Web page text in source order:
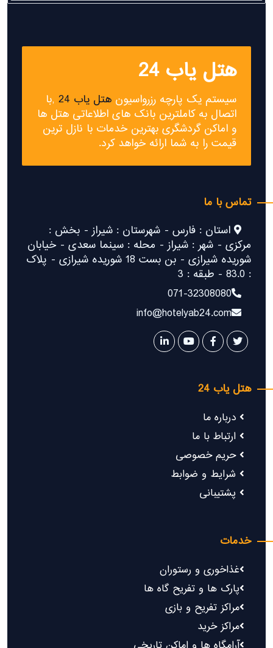
هتل یاب 24
سیستم یک پارچه رزرواسیون هتل یاب 24
,با
اتصال به کاملترین بانک های اطلاعاتی هتل ها
و اماکن گردشگری بهترین خدمات با نازل ترین
قیمت را به شما ارائه خواهد کرد.
تماس با ما
استان : فارس - شهرستان : شیراز - بخش :
مرکزی - شهر : شیراز - محله : سینما سعدی - خیابان
شوریده شیرازی - بن بست 18 شوریده شیرازی - پلاک
: 83.0 - طبقه : 3
071-32308080
info@hotelyab24.com
هتل یاب 24
درباره ما
ارتباط با ما
حریم خصوصی
شرایط و ضوابط
پشتیبانی
خدمات
غذاخوری و رستوران
پارک ها و تفریح گاه ها
مراکز تفریح و بازی
مراکز خرید